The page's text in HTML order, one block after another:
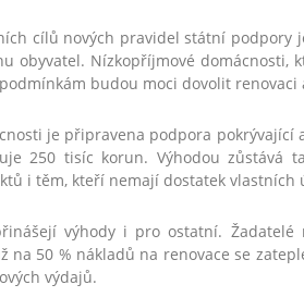
cílů nových pravidel státní
obyvatel. Nízkopříjmové domácnosti,
budou moci dovolit
je připravena podpora pokrývající
250 tisíc korun. Výhodou zůstává
i těm, kteří nemají dostatek vlastních
výhody i pro ostatní.
na 50 % nákladů na renovace se
výdajů.